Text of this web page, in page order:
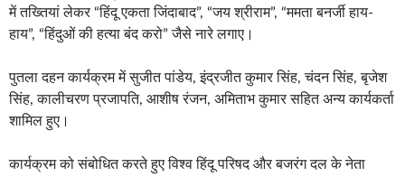
में तख्तियां लेकर “हिंदू एकता जिंदाबाद”, “जय श्रीराम”, “ममता बनर्जी हाय-
हाय”, “हिंदुओं की हत्या बंद करो” जैसे नारे लगाए।
पुतला दहन कार्यक्रम में सुजीत पांडेय, इंद्रजीत कुमार सिंह, चंदन सिंह, बृजेश
सिंह, कालीचरण प्रजापति, आशीष रंजन, अमिताभ कुमार सहित अन्य कार्यकर्ता
शामिल हुए।
कार्यक्रम को संबोधित करते हुए विश्व हिंदू परिषद और बजरंग दल के नेता